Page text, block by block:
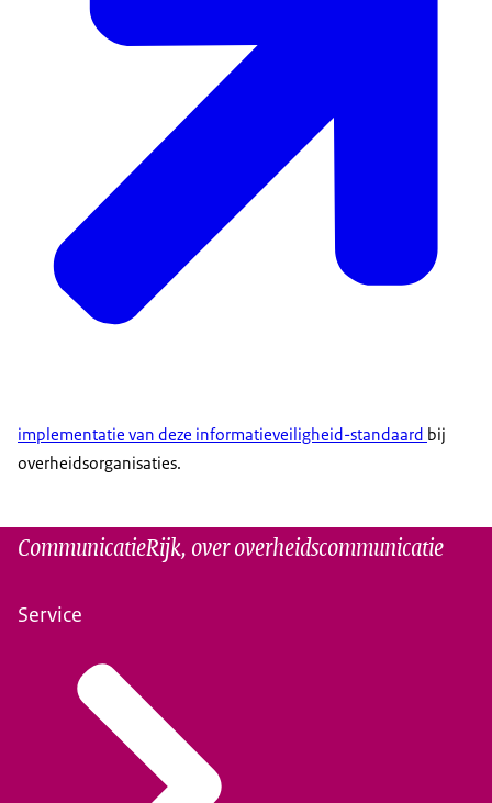
implementatie van deze informatieveiligheid-standaard bij
overheidsorganisaties.
CommunicatieRijk, over overheidscommunicatie
Service